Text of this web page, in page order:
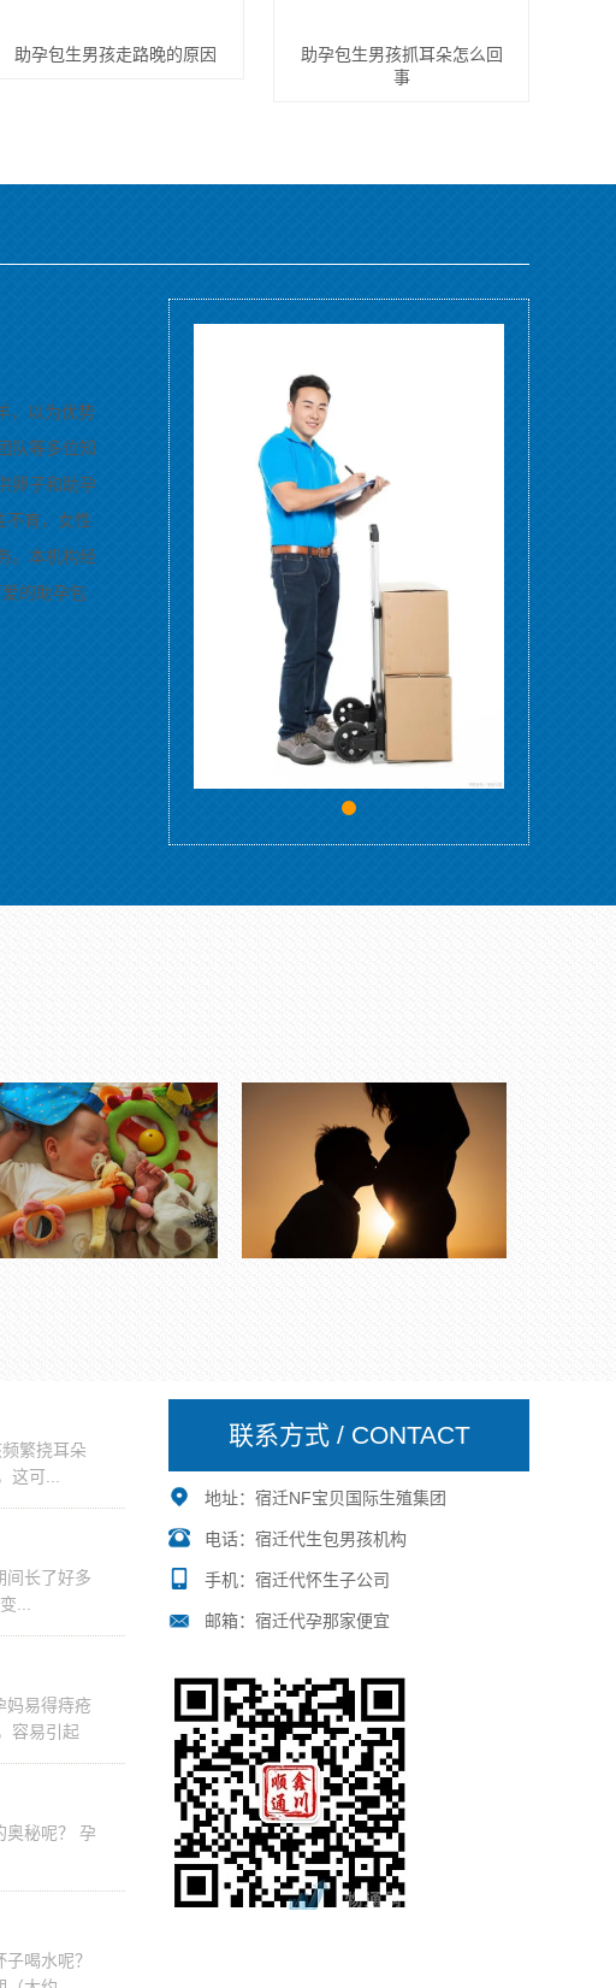
助孕包生男孩走路晚的原因
助孕包生男孩抓耳朵怎么回
事
，以为优势
队等多位知
卵子和助孕
不育，女性
。本机构经
的助孕包
繁挠耳朵
可...
间长了好多
...
妈易得痔疮
容易引起
奥秘呢？ 孕
喝水呢？
联系方式 / CONTACT
地址：宿迁NF宝贝国际生殖集团
电话：宿迁代生包男孩机构
手机：宿迁代怀生子公司
邮箱：宿迁代孕那家便宜